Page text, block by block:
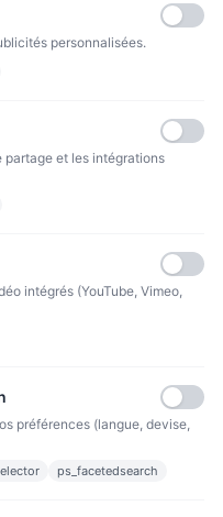
paypal 4 fois sans frais
personnalisées.
partage et les intégrations
intégrés (YouTube, Vimeo,
préférences (langue, devise,
ps_facetedsearch